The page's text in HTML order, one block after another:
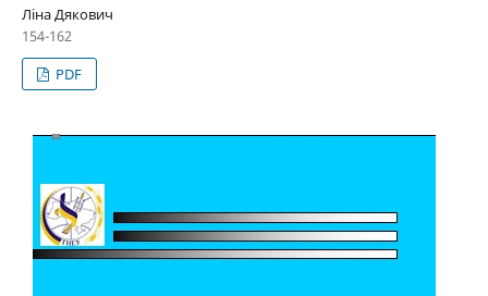
Ліна Дякович
154-162
PDF